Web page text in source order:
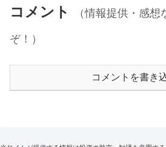
コメント
（情報提供・感
ぞ！）
コメントを書き